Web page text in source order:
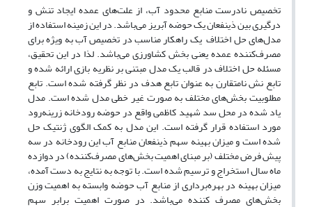
تخصیص نادرست منابع محدود آب، از علت‌های عمده ایجاد تنش و
درگیری بین ذینفعان یک حوضه آبریز می‌باشد. در این زمینه استفاده از
مدل‌های حل اختلاف یک راهکار مناسب در تخصیص آب به ویژه برای
مصرف‌کننده عمده یعنی بخش کشاورزی می‌باشد. لذا در این تحقیق،
مسئله حل اختلاف در قالب یک مدل مبتنی بر نظریه بازی ارائه شده و
تابع نش نامتقارن به عنوان تابع هدف در نظر گرفته شده است. تابع
مطلوبیت بخش‌های مختلف به صورت غیر خطی مدل شده است. مدل
یاد شده در محل سد شهید کاظمی واقع در حوضه رودخانه زرینه‌رود
مورد استفاده قرار گرفته است. این مدل به کمک الگوی ژنتیک حل
شده است و میزان بهینه سهم ذینفعان منابع آب این رودخانه در سه
پیش فرض مختلف (بر مبنای اهمیت بخش‌های مصرف‌کننده) در دوازده
ماه سال استخراج و ترسیم شده است. با توجه به نتایج به دست آمده،
میزان بهینه در بهره‌برداری از منابع آب حوضه وابسته به اهمیت وزن
بخش‌های مصرف کننده می‌باشد. در صورت اهمیت برابر سهم